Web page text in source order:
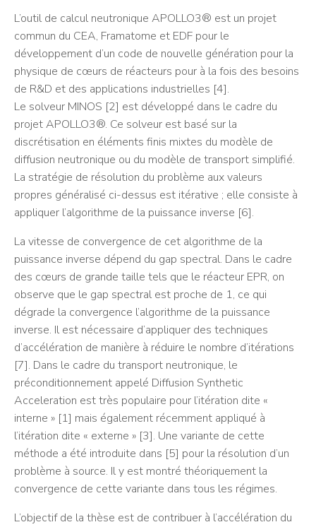
L’outil de calcul neutronique APOLLO3® est un projet
commun du CEA, Framatome et EDF pour le
développement d’un code de nouvelle génération pour la
physique de cœurs de réacteurs pour à la fois des besoins
de R&D et des applications industrielles [4].
Le solveur MINOS [2] est développé dans le cadre du
projet APOLLO3®. Ce solveur est basé sur la
discrétisation en éléments finis mixtes du modèle de
diffusion neutronique ou du modèle de transport simplifié.
La stratégie de résolution du problème aux valeurs
propres généralisé ci-dessus est itérative ; elle consiste à
appliquer l’algorithme de la puissance inverse [6].
La vitesse de convergence de cet algorithme de la
puissance inverse dépend du gap spectral. Dans le cadre
des cœurs de grande taille tels que le réacteur EPR, on
observe que le gap spectral est proche de 1, ce qui
dégrade la convergence l’algorithme de la puissance
inverse. Il est nécessaire d’appliquer des techniques
d’accélération de manière à réduire le nombre d’itérations
[7]. Dans le cadre du transport neutronique, le
préconditionnement appelé Diffusion Synthetic
Acceleration est très populaire pour l’itération dite «
interne » [1] mais également récemment appliqué à
l’itération dite « externe » [3]. Une variante de cette
méthode a été introduite dans [5] pour la résolution d’un
problème à source. Il y est montré théoriquement la
convergence de cette variante dans tous les régimes.
L’objectif de la thèse est de contribuer à l’accélération du